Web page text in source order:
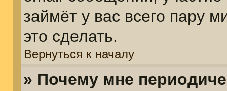
займёт у вас всего пару
это сделать.
Вернуться к началу
» Почему мне